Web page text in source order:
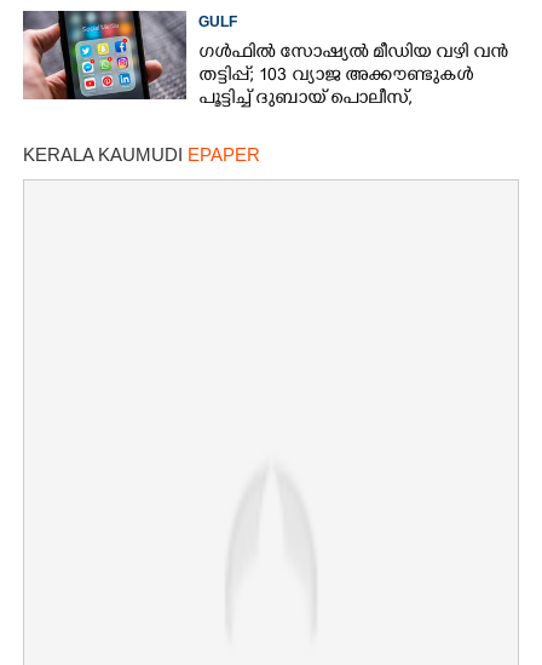
GULF
ഗൾഫിൽ സോഷ്യൽ മീഡിയ വഴി വൻ
തട്ടിപ്പ്; 103 വ്യാജ അക്കൗണ്ടുകൾ
പൂട്ടിച്ച് ദുബായ് പൊലീസ്,
KERALA KAUMUDI EPAPER